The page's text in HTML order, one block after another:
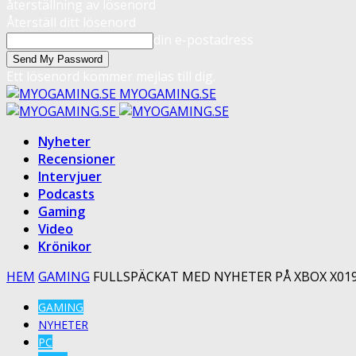
MYOGAMING.SE
Nyheter
Recensioner
Intervjuer
Podcasts
Gaming
Video
Krönikor
HEM GAMING FULLSPÄCKAT MED NYHETER PÅ XBOX
GAMING
NYHETER
PC